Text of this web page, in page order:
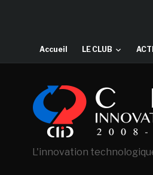
Accueil LE CLUB
L'innovation